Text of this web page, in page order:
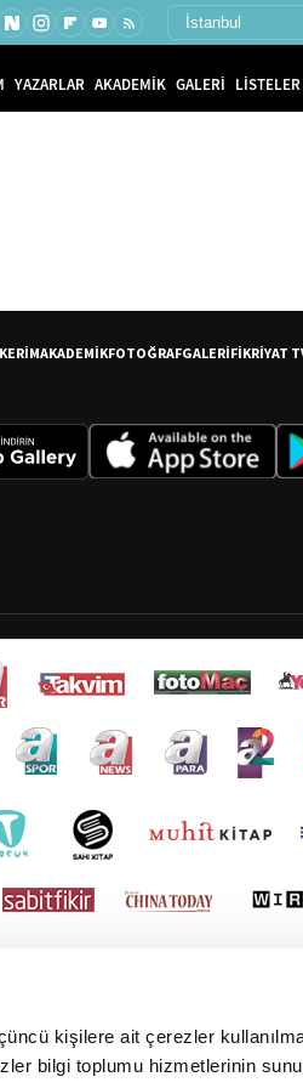
kişilere ait çerezler
bilgi toplumu hizmetlerinin
YAZARLAR AKADEMİK GALERİ LİSTELER
AKADEMİKFOTOĞRAFGALERİFİKRİYAT